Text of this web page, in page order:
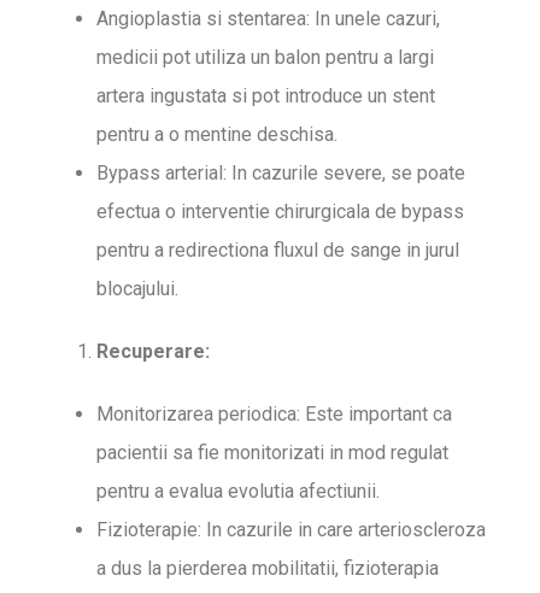
Angioplastia si stentarea: In unele cazuri,
medicii pot utiliza un balon pentru a largi
artera ingustata si pot introduce un stent
pentru a o mentine deschisa.
Bypass arterial: In cazurile severe, se poate
efectua o interventie chirurgicala de bypass
pentru a redirectiona fluxul de sange in jurul
blocajului.
Recuperare:
Monitorizarea periodica: Este important ca
pacientii sa fie monitorizati in mod regulat
pentru a evalua evolutia afectiunii.
Fizioterapie: In cazurile in care arterioscleroza
a dus la pierderea mobilitatii, fizioterapia